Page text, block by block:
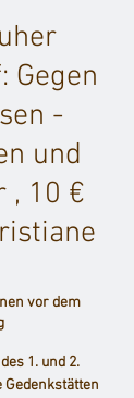
Gegen
-
und
, 10 €
vor dem
1. und 2.